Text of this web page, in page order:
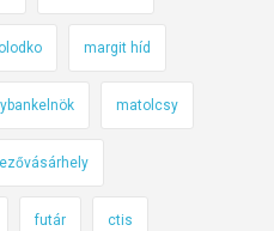
margit híd
matolcsy
futár ctis